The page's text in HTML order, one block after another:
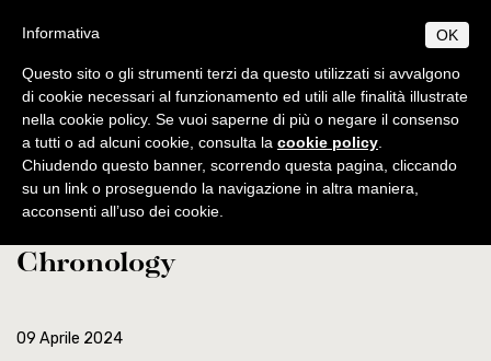
contenuto
principale
FRANCISCANUM
MENU
EN
IT
CHI SIAMO
Informazioni di base
Origini e sviluppo
Centenario di fondazione
PROGRAMMI
Norme generali
PUBBLICAZIONI
Collectio Maior
AMBIENTE BIBLICO
Home news
The Gethsemane Project:
Excavations, Materials and
Chronology
09 Aprile 2024
OK
Informativa
Questo sito o gli strumenti terzi da questo utilizzati si avvalgono
di cookie necessari al funzionamento ed utili alle finalità illustrate
nella cookie policy. Se vuoi saperne di più o negare il consenso
a tutti o ad alcuni cookie, consulta la cookie policy
Chiudendo questo banner, scorrendo questa pagina, cliccando
su un link o proseguendo la navigazione in altra maniera,
acconsenti all’uso dei cookie.